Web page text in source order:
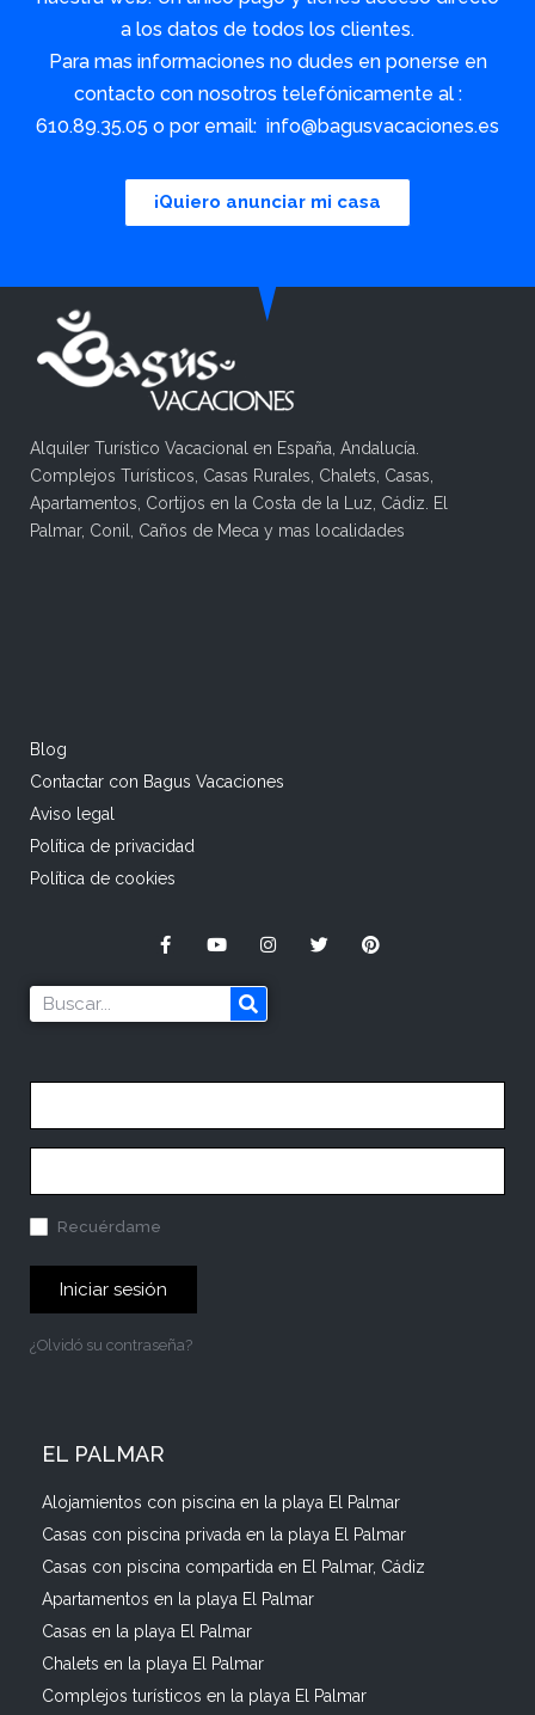
a los datos de todos los clientes.
Para mas informaciones no dudes en ponerse en
contacto con nosotros telefónicamente al :
610.89.35.05 o por email: info@bagusvacaciones.es
¡Quiero anunciar mi casa
Alquiler Turístico Vacacional en España, Andalucía.
Complejos Turísticos, Casas Rurales, Chalets, Casas,
Apartamentos, Cortijos en la Costa de la Luz, Cádiz. El
Palmar, Conil, Caños de Meca y mas localidades
Blog
Contactar con Bagus Vacaciones
Aviso legal
Política de privacidad
Política de cookies
Recuérdame
Iniciar sesión
¿Olvidó su contraseña?
EL PALMAR
Alojamientos con piscina en la playa El Palmar
Casas con piscina privada en la playa El Palmar
Casas con piscina compartida en El Palmar, Cádiz
Apartamentos en la playa El Palmar
Casas en la playa El Palmar
Chalets en la playa El Palmar
Complejos turísticos en la playa El Palmar